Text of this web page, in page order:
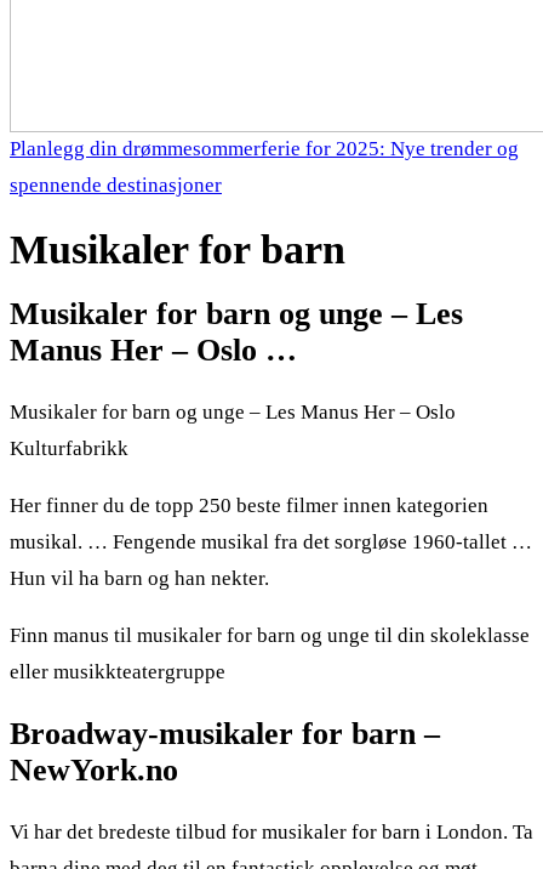
Planlegg din drømmesommerferie for 2025: Nye trender og
spennende destinasjoner
Musikaler for barn
Musikaler for barn og unge – Les
Manus Her – Oslo …
Musikaler for barn og unge – Les Manus Her – Oslo
Kulturfabrikk
Her finner du de topp 250 beste filmer innen kategorien
musikal. … Fengende musikal fra det sorgløse 1960-tallet …
Hun vil ha barn og han nekter.
Finn manus til musikaler for barn og unge til din skoleklasse
eller musikkteatergruppe
Broadway-musikaler for barn –
NewYork.no
Vi har det bredeste tilbud for musikaler for barn i London. Ta